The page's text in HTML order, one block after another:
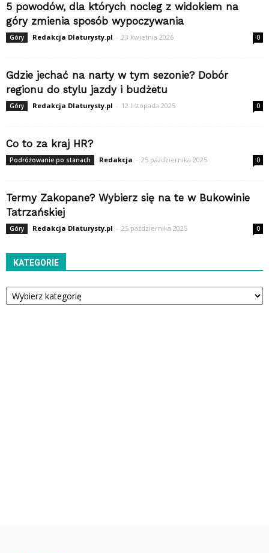
5 powodów, dla których nocleg z widokiem na
góry zmienia sposób wypoczywania
Góry Redakcja Dlaturysty.pl - 23 kwietnia 2026 0
Gdzie jechać na narty w tym sezonie? Dobór
regionu do stylu jazdy i budżetu
Góry Redakcja Dlaturysty.pl - 12 listopada 2025 0
Co to za kraj HR?
Podróżowanie po stanach Redakcja - 25 października 2025 0
Termy Zakopane? Wybierz się na te w Bukowinie
Tatrzańskiej
Góry Redakcja Dlaturysty.pl - 25 października 2025 0
KATEGORIE
Kategorie